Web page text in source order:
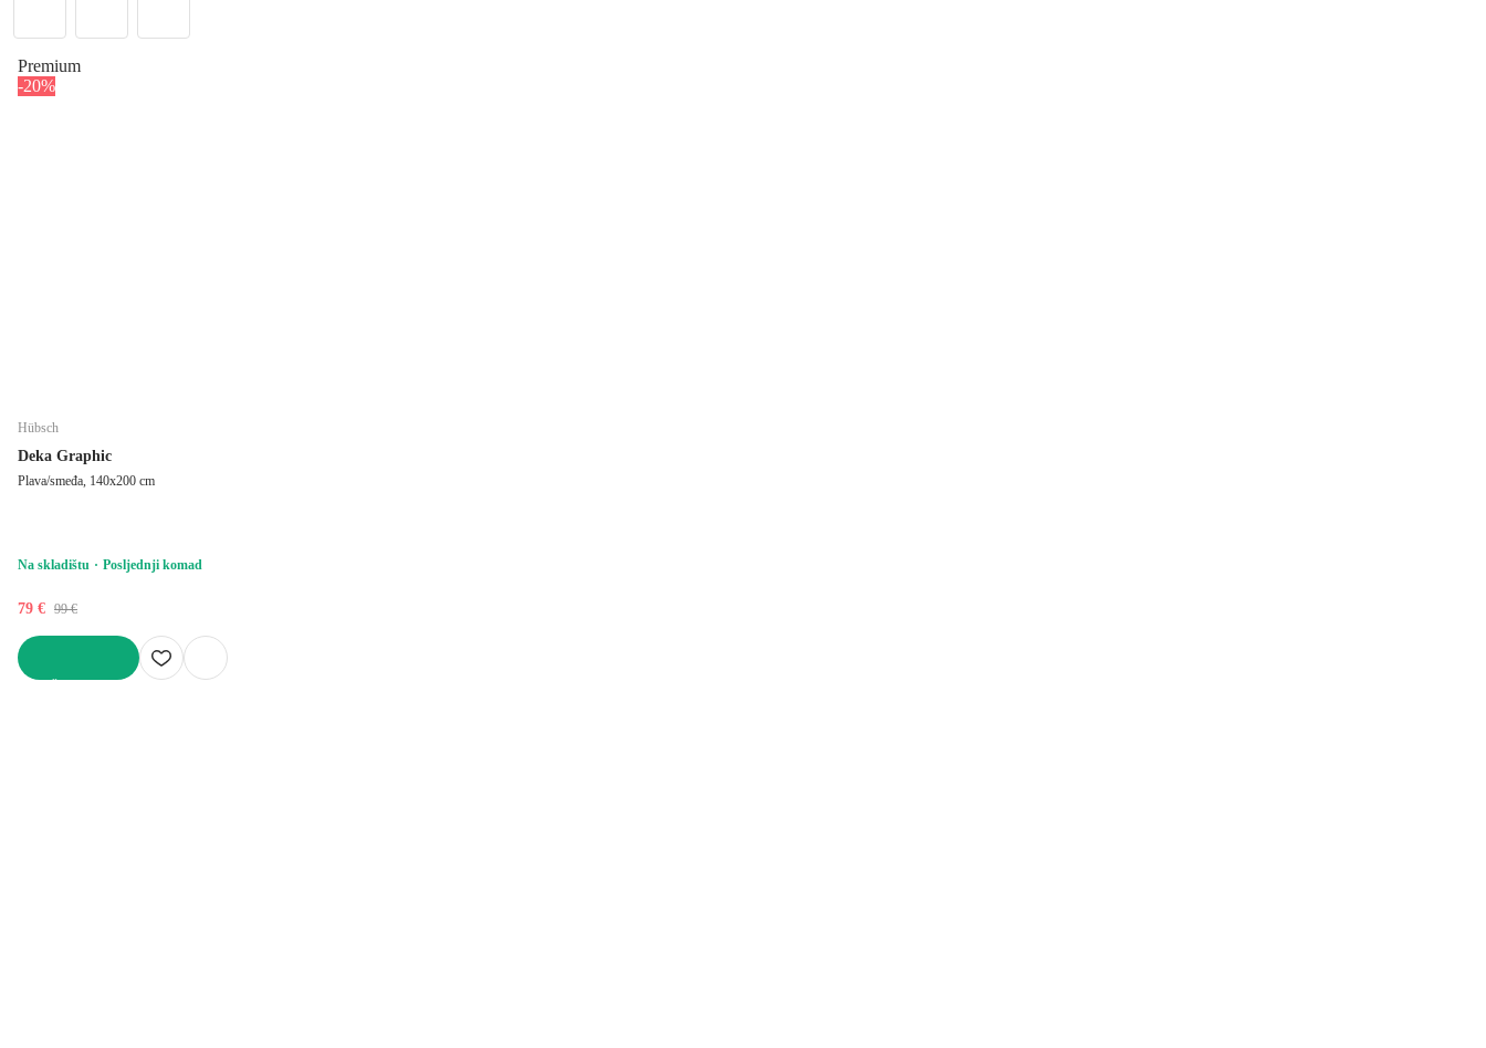
Premium
-20%
Hübsch
Deka Graphic
Plava/smeđa, 140x200 cm
Na skladištu Posljednji komad
79 € 99 €